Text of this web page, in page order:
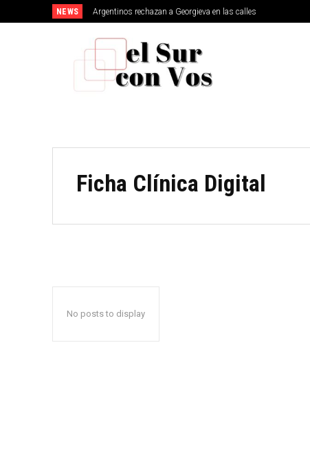
NEWS Argentinos rechazan a Georgieva en las calles
Ficha Clínica Digital
No posts to display